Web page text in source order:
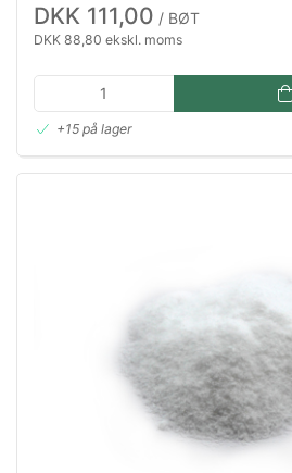
DKK 111,00 / BØT
DKK 88,80 ekskl. moms
+15 på lager